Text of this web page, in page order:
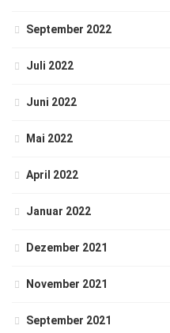
September 2022
Juli 2022
Juni 2022
Mai 2022
April 2022
Januar 2022
Dezember 2021
November 2021
September 2021